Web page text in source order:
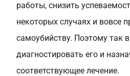
работы, снизить
некоторых случаях и вовсе
самоубийству. Поэтому так
диагностировать его и
соответствующее лечение.